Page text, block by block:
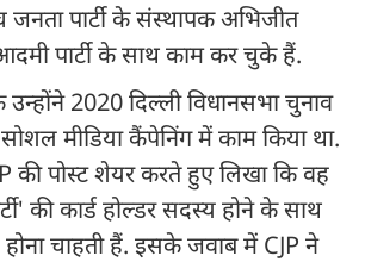
जनता पार्टी के संस्थापक अभिजीत
पार्टी के साथ काम कर चुके हैं.
उन्होंने 2020 दिल्ली विधानसभा चुनाव
मीडिया कैंपेनिंग में काम किया था.
की पोस्ट शेयर करते हुए लिखा कि वह
की कार्ड होल्डर सदस्य होने के साथ
होना चाहती हैं. इसके जवाब में CJP ने